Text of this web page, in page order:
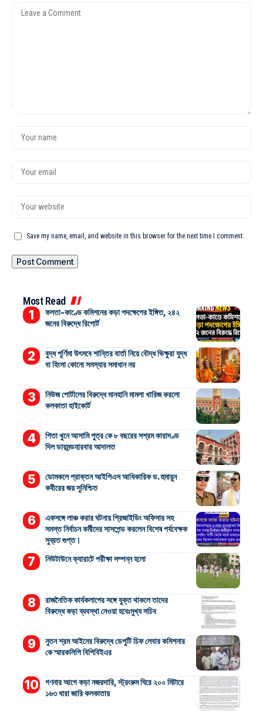
Save my name, email, and website in this browser for the next time I comment.
Most Read
ফলতা-কাণ্ডে কমিশনের কড়া পদক্ষেপের ইঙ্গিত, ২৪২
জনের বিরুদ্ধে রিপোর্ট
বুদ্ধ পূর্ণিমা উৎসবে শান্তির বার্তা নিয়ে বৌদ্ধ ভিক্ষুরা যুদ্ধ
বা হিংসা কোনো সমস্যার সমাধান নয়
নিউজ পোর্টালের বিরুদ্ধে মানহানি মামলা খারিজ করলো
কলকাতা হাইকোর্ট
পিতা খুনে আসামি পুত্র কে ৮ বছরের সশ্রম কারাদণ্ড
দিল ডায়মন্ডহারবার আদালত
ডোমকলে প্রাক্তন আইপিএস আধিকারিক ড. হুমায়ুন
কবীরের জয় সুনিশ্চিত
একসঙ্গে লাঞ্চ করার ঘটনায় প্রিজাইডিং অফিসার সহ
সমস্ত নির্বাচন কর্মীদের সাসপেন্ড করলেন বিশেষ পর্যবেক্ষক
সুব্রত গুপ্ত।
নিউটাউনে ক্যারাটে পরীক্ষা সম্পন্ন হলো
রাজনৈতিক কার্যকলাপের সঙ্গে যুক্ত থাকলে তাদের
বিরুদ্ধে কড়া ব্যবস্থা নেওয়া হবেঃমুখ্য সচিব
নুতন শ্রম আইনের বিরুদ্ধে ডেপুটি চিফ লেবার কমিশনার
কে স্মারকলিপি বিপিবিইএর
গণনার আগে কড়া নজরদারি, স্ট্রংরুম ঘিরে ২০০ মিটারে
১৬৩ ধারা জারি কলকাতায়